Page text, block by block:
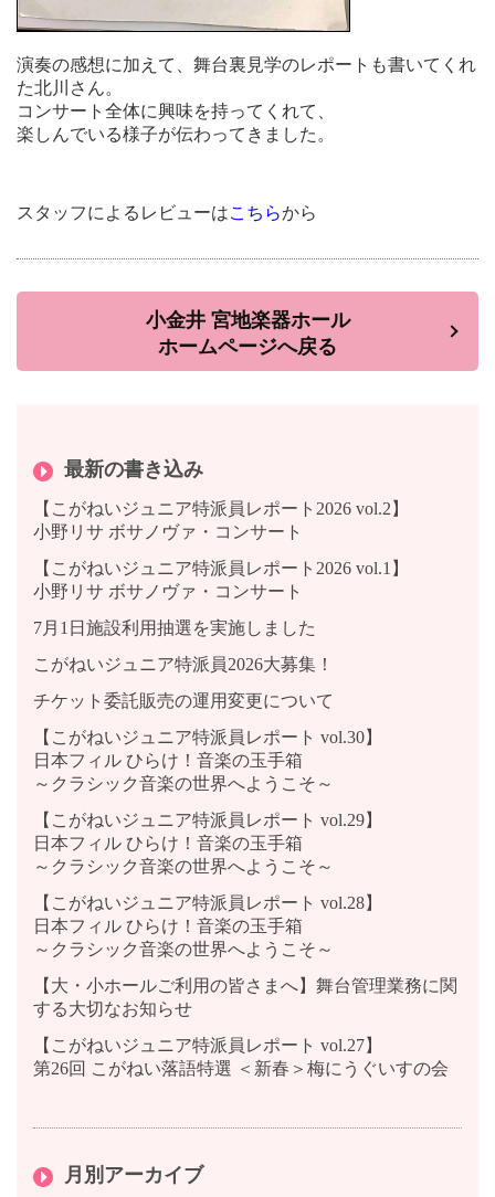
演奏の感想に加えて、舞台裏見学のレポートも書いてくれ
た北川さん。
コンサート全体に興味を持ってくれて、
楽しんでいる様子が伝わってきました。
スタッフによるレビューはこちらから
小金井 宮地楽器ホール
ホームページへ戻る
最新の書き込み
【こがねいジュニア特派員レポート2026 vol.2】
小野リサ ボサノヴァ・コンサート
【こがねいジュニア特派員レポート2026 vol.1】
小野リサ ボサノヴァ・コンサート
7月1日施設利用抽選を実施しました
こがねいジュニア特派員2026大募集！
チケット委託販売の運用変更について
【こがねいジュニア特派員レポート vol.30】
日本フィル ひらけ！音楽の玉手箱
～クラシック音楽の世界へようこそ～
【こがねいジュニア特派員レポート vol.29】
日本フィル ひらけ！音楽の玉手箱
～クラシック音楽の世界へようこそ～
【こがねいジュニア特派員レポート vol.28】
日本フィル ひらけ！音楽の玉手箱
～クラシック音楽の世界へようこそ～
【大・小ホールご利用の皆さまへ】舞台管理業務に関
する大切なお知らせ
【こがねいジュニア特派員レポート vol.27】
第26回 こがねい落語特選 ＜新春＞梅にうぐいすの会
月別アーカイブ